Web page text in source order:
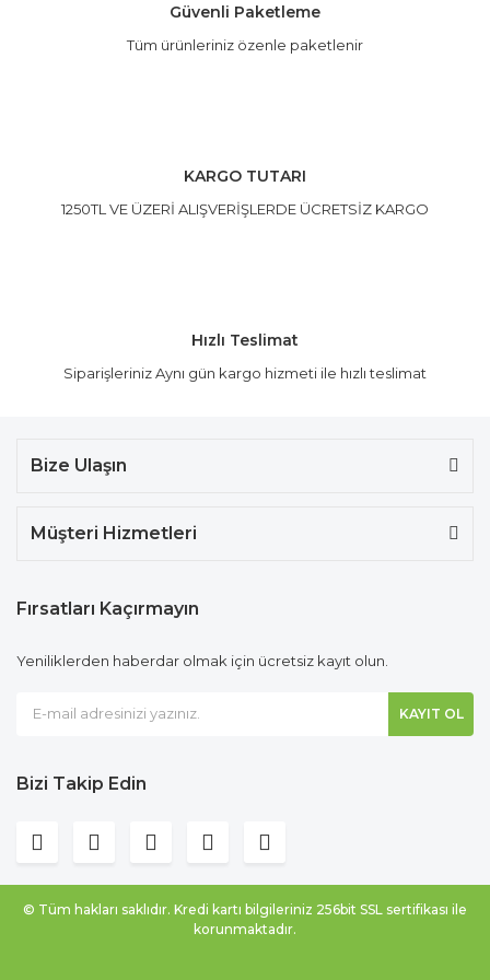
Güvenli Paketleme
Tüm ürünleriniz özenle paketlenir
KARGO TUTARI
1250TL VE ÜZERİ ALIŞVERİŞLERDE ÜCRETSİZ KARGO
Hızlı Teslimat
Siparişleriniz Aynı gün kargo hizmeti ile hızlı teslimat
Bize Ulaşın
Müşteri Hizmetleri
Fırsatları Kaçırmayın
Yeniliklerden haberdar olmak için ücretsiz kayıt olun.
KAYIT OL
Bizi Takip Edin
© Tüm hakları saklıdır. Kredi kartı bilgileriniz 256bit SSL sertifikası ile
korunmaktadır.